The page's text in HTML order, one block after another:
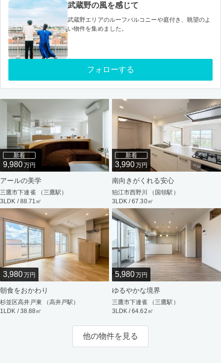
武蔵野の風を感じて
武蔵野エリアのルーフバルコニーや庭付き、眺望のよ
い物件を集めました。
フォローする
新着
9,980万円
アールの美学
三鷹市下連雀 （三鷹駅）
3LDK / 88.71㎡
新着
3,990万円
南向きがくれる安心
狛江市西野川 （国領駅）
3LDK / 67.30㎡
3,980万円
朝食をおかわり
杉並区高井戸東 （高井戸駅）
1LDK / 38.88㎡
5,980万円
ゆるやかな境界
三鷹市下連雀 （三鷹駅）
3LDK / 64.62㎡
他の物件を見る